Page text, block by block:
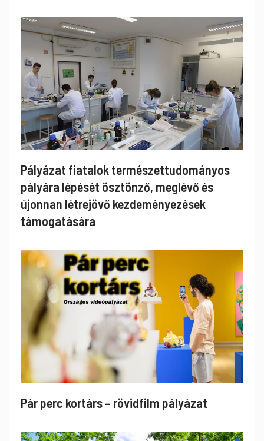
Pályázat fiatalok természettudományos
pályára lépését ösztönző, meglévő és
újonnan létrejövő kezdeményezések
támogatására
Pár perc kortárs – rövidfilm pályázat